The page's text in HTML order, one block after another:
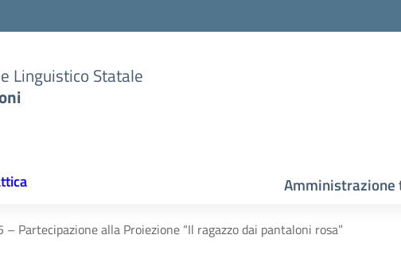
Linguistico Statale
Amministrazione
– Partecipazione alla Proiezione “Il ragazzo dai pantaloni rosa”